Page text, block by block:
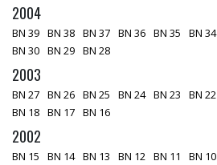
2004
BN 39 BN 38 BN 37 BN 36 BN 35 BN 34
BN 30 BN 29 BN 28
2003
BN 27 BN 26 BN 25 BN 24 BN 23 BN 22
BN 18 BN 17 BN 16
2002
BN 15 BN 14 BN 13 BN 12 BN 11 BN 10